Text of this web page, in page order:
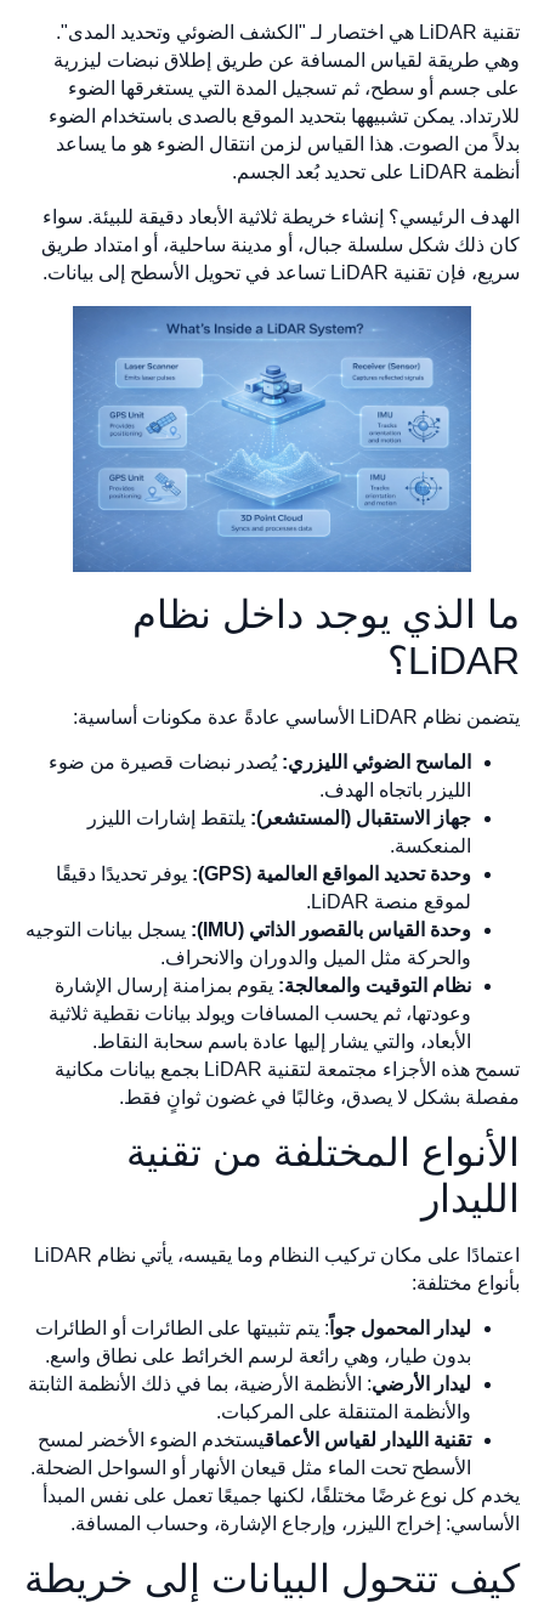
تقنية LiDAR هي اختصار لـ "الكشف الضوئي وتحديد المدى".
وهي طريقة لقياس المسافة عن طريق إطلاق نبضات ليزرية
على جسم أو سطح، ثم تسجيل المدة التي يستغرقها الضوء
للارتداد. يمكن تشبيهها بتحديد الموقع بالصدى باستخدام الضوء
بدلاً من الصوت. هذا القياس لزمن انتقال الضوء هو ما يساعد
أنظمة LiDAR على تحديد بُعد الجسم.
الهدف الرئيسي؟ إنشاء خريطة ثلاثية الأبعاد دقيقة للبيئة. سواء
كان ذلك شكل سلسلة جبال، أو مدينة ساحلية، أو امتداد طريق
سريع، فإن تقنية LiDAR تساعد في تحويل الأسطح إلى بيانات.
ما الذي يوجد داخل نظام
LiDAR؟
يتضمن نظام LiDAR الأساسي عادةً عدة مكونات أساسية:
الماسح الضوئي الليزري:يُصدر نبضات قصيرة من ضوء
الليزر باتجاه الهدف.
جهاز الاستقبال (المستشعر): يلتقط إشارات الليزر
المنعكسة.
وحدة تحديد المواقع العالمية (GPS):
يوفر تحديدًا دقيقًا
لموقع منصة LiDAR.
وحدة القياس بالقصور الذاتي (IMU):
يسجل بيانات التوجيه
والحركة مثل الميل والدوران والانحراف.
نظام التوقيت والمعالجة: يقوم بمزامنة إرسال الإشارة
وعودتها، ثم يحسب المسافات ويولد بيانات نقطية ثلاثية
الأبعاد، والتي يشار إليها عادة باسم سحابة النقاط.
تسمح هذه الأجزاء مجتمعة لتقنية LiDAR بجمع بيانات مكانية
مفصلة بشكل لا يصدق، وغالبًا في غضون ثوانٍ فقط.
الأنواع المختلفة من تقنية
الليدار
اعتمادًا على مكان تركيب النظام وما يقيسه، يأتي نظام LiDAR
بأنواع مختلفة:
ليدار المحمول جواً : يتم تثبيتها على الطائرات أو الطائرات
بدون طيار، وهي رائعة لرسم الخرائط على نطاق واسع.
ليدار الأرضي: الأنظمة الأرضية، بما في ذلك الأنظمة الثابتة
والأنظمة المتنقلة على المركبات.
تقنية الليدار لقياس الأعماقيستخدم الضوء الأخضر لمسح
الأسطح تحت الماء مثل قيعان الأنهار أو السواحل الضحلة.
يخدم كل نوع غرضًا مختلفًا، لكنها جميعًا تعمل على نفس المبدأ
الأساسي: إخراج الليزر، وإرجاع الإشارة، وحساب المسافة.
كيف تتحول البيانات إلى خريطة